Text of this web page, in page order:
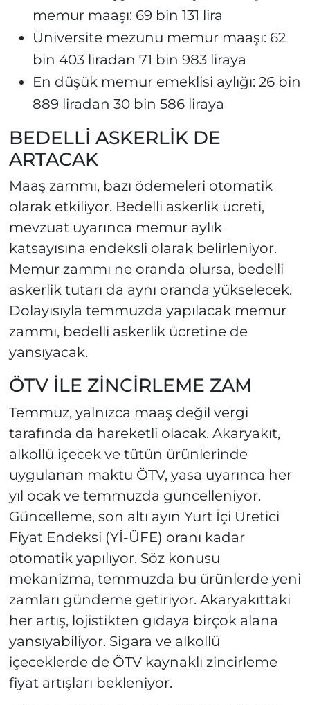
memur maaşı: 69 bin 131 lira
Üniversite mezunu memur maaşı: 62
bin 403 liradan 71 bin 983 liraya
En düşük memur emeklisi aylığı: 26 bin
889 liradan 30 bin 586 liraya
BEDELLİ ASKERLİK DE
ARTACAK
Maaş zammı, bazı ödemeleri otomatik
olarak etkiliyor. Bedelli askerlik ücreti,
mevzuat uyarınca memur aylık
katsayısına endeksli olarak belirleniyor.
Memur zammı ne oranda olursa, bedelli
askerlik tutarı da aynı oranda yükselecek.
Dolayısıyla temmuzda yapılacak memur
zammı, bedelli askerlik ücretine de
yansıyacak.
ÖTV İLE ZİNCİRLEME ZAM
Temmuz, yalnızca maaş değil vergi
tarafında da hareketli olacak. Akaryakıt,
alkollü içecek ve tütün ürünlerinde
uygulanan maktu ÖTV, yasa uyarınca her
yıl ocak ve temmuzda güncelleniyor.
Güncelleme, son altı ayın Yurt İçi Üretici
Fiyat Endeksi (Yİ-ÜFE) oranı kadar
otomatik yapılıyor. Söz konusu
mekanizma, temmuzda bu ürünlerde yeni
zamları gündeme getiriyor. Akaryakıttaki
her artış, lojistikten gıdaya birçok alana
yansıyabiliyor. Sigara ve alkollü
içeceklerde de ÖTV kaynaklı zincirleme
fiyat artışları bekleniyor.